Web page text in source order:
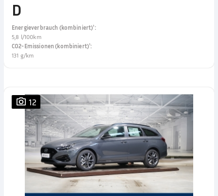
D
Energieverbrauch (kombiniert)¹:
5,8 l/100km
CO2-Emissionen (kombiniert)¹:
131 g/km
12